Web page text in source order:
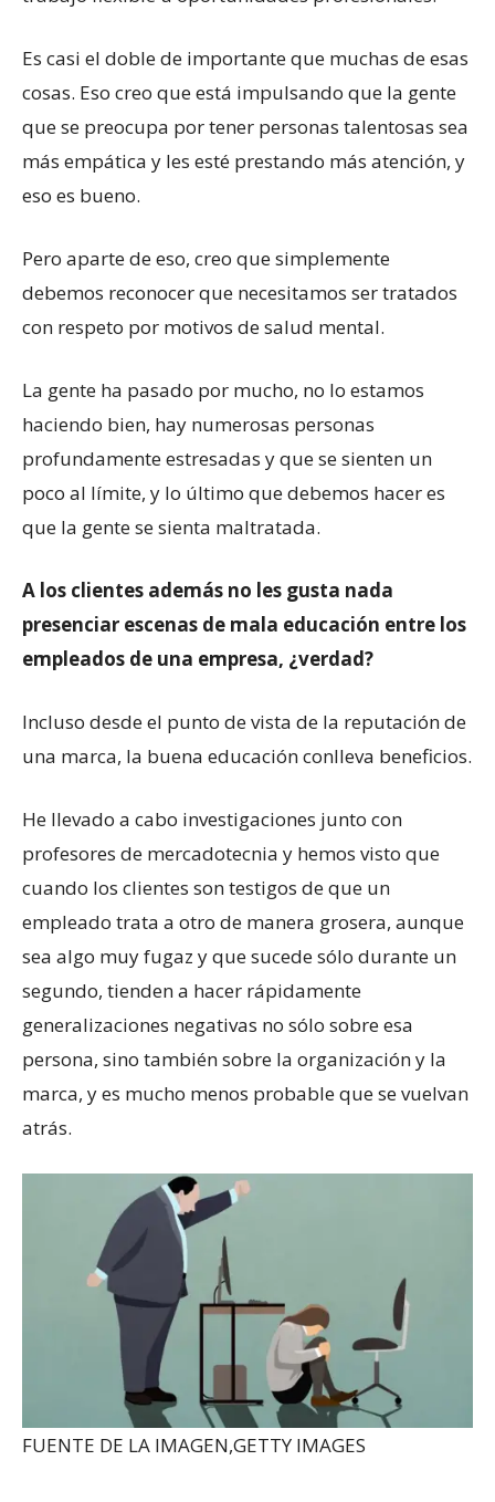
Es casi el doble de importante que muchas de esas
cosas. Eso creo que está impulsando que la gente
que se preocupa por tener personas talentosas sea
más empática y les esté prestando más atención, y
eso es bueno.
Pero aparte de eso, creo que simplemente
debemos reconocer que necesitamos ser tratados
con respeto por motivos de salud mental.
La gente ha pasado por mucho, no lo estamos
haciendo bien, hay numerosas personas
profundamente estresadas y que se sienten un
poco al límite, y lo último que debemos hacer es
que la gente se sienta maltratada.
A los clientes además no les gusta nada
presenciar escenas de mala educación entre los
empleados de una empresa, ¿verdad?
Incluso desde el punto de vista de la reputación de
una marca, la buena educación conlleva beneficios.
He llevado a cabo investigaciones junto con
profesores de mercadotecnia y hemos visto que
cuando los clientes son testigos de que un
empleado trata a otro de manera grosera, aunque
sea algo muy fugaz y que sucede sólo durante un
segundo, tienden a hacer rápidamente
generalizaciones negativas no sólo sobre esa
persona, sino también sobre la organización y la
marca, y es mucho menos probable que se vuelvan
atrás.
FUENTE DE LA IMAGEN,GETTY IMAGES